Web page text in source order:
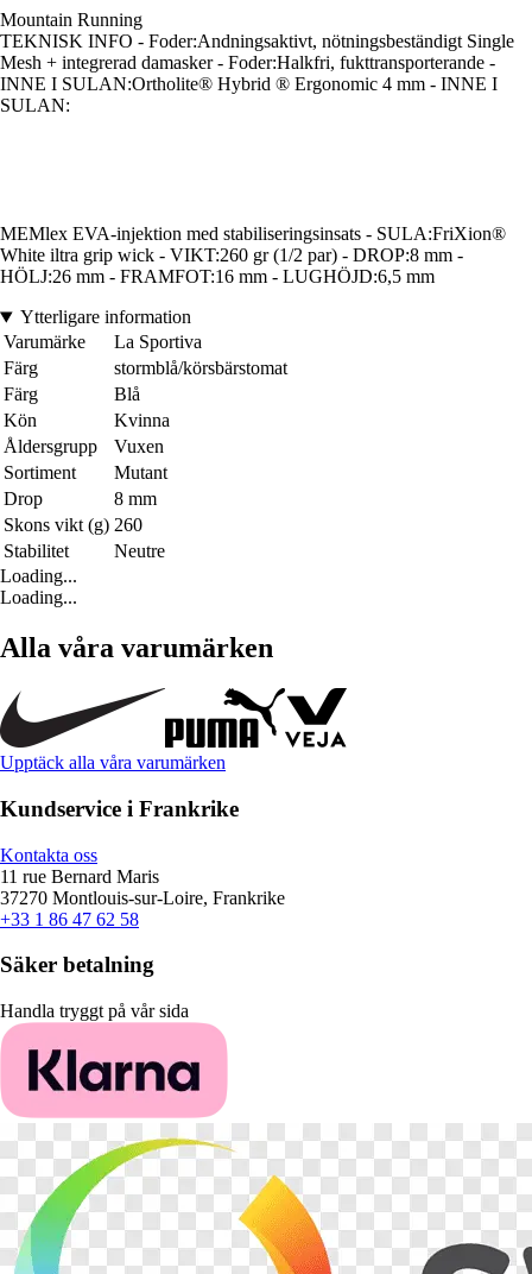
Mountain Running
TEKNISK INFO - Foder:Andningsaktivt, nötningsbeständigt Single
Mesh + integrerad damasker - Foder:Halkfri, fukttransporterande -
INNE I SULAN:Ortholite® Hybrid ® Ergonomic 4 mm - INNE I
SULAN:
MEMlex EVA-injektion med stabiliseringsinsats - SULA:FriXion®
White iltra grip wick - VIKT:260 gr (1/2 par) - DROP:8 mm -
HÖLJ:26 mm - FRAMFOT:16 mm - LUGHÖJD:6,5 mm
Ytterligare information
Varumärke
La Sportiva
Färg
stormblå/körsbärstomat
Färg
Blå
Kön
Kvinna
Åldersgrupp
Vuxen
Sortiment
Mutant
Drop
8 mm
Skons vikt (g) 260
Stabilitet
Neutre
Loading...
Loading...
Alla våra varumärken
Upptäck alla våra varumärken
Kundservice i Frankrike
Kontakta oss
11 rue Bernard Maris
37270 Montlouis-sur-Loire, Frankrike
+33 1 86 47 62 58
Säker betalning
Handla tryggt på vår sida